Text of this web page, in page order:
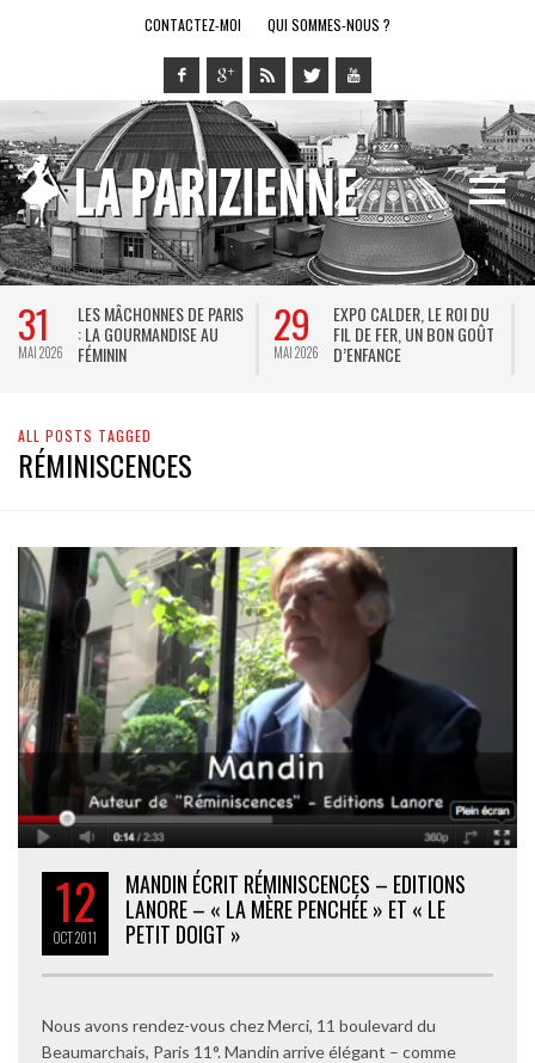
CONTACTEZ-MOI QUI SOMMES-NOUS ?
31
MAI 2026
LES MÂCHONNES DE PARIS
: LA GOURMANDISE AU
FÉMININ
29
MAI 2026
EXPO CALDER, LE ROI DU
FIL DE FER, UN BON GOÛT
D’ENFANCE
ALL POSTS TAGGED
RÉMINISCENCES
12
OCT2011
MANDIN ÉCRIT RÉMINISCENCES – EDITIONS
LANORE – « LA MÈRE PENCHÉE » ET « LE
PETIT DOIGT »
Nous avons rendez-vous chez Merci, 11 boulevard du
Beaumarchais, Paris 11°. Mandin arrive élégant – comme